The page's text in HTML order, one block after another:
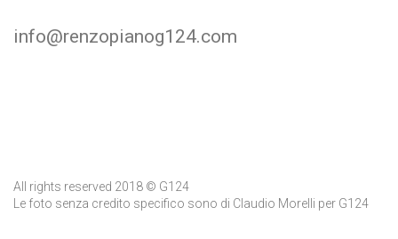
info@renzopianog124.com
All rights reserved 2018 © G124
Le foto senza credito specifico sono di Claudio Morelli per G124